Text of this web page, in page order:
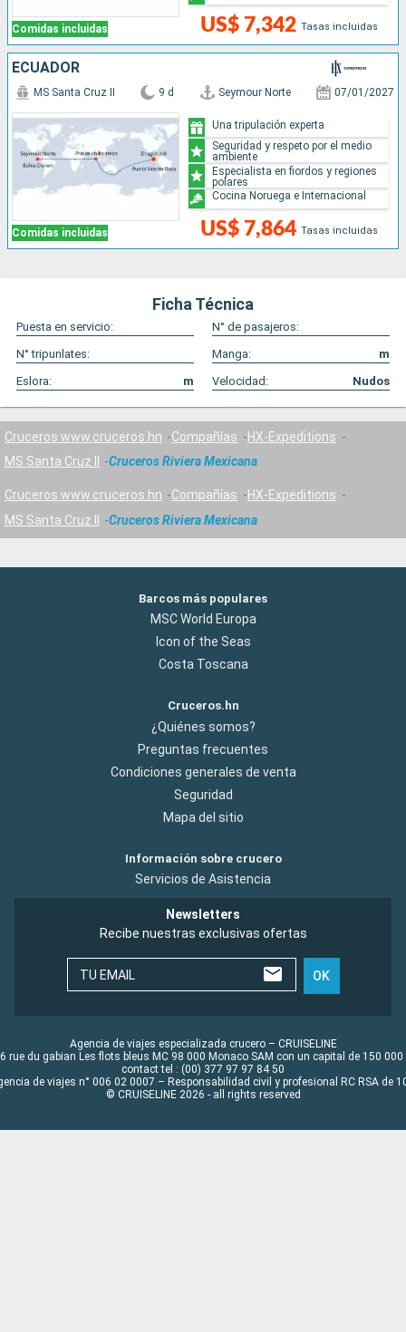
Comidas incluidas US$ 7,342 Tasas incluidas
ECUADOR
Comidas incluidas
MS Santa Cruz II 9 d Seymour Norte 07/01/2027
US$ 7,864 Tasas incluidas
Una tripulación experta
Seguridad y respeto por el medio
ambiente
Especialista en fiordos y regiones
polares
Cocina Noruega e Internacional
Ficha Técnica
Puesta en servicio:
N° de pasajeros:
N° tripunlates:
Manga:
m
Eslora:
m Velocidad: Nudos
Cruceros www.cruceros.hn Compañías
HX-Expeditions
MS Santa Cruz II
Cruceros Riviera Mexicana
Cruceros www.cruceros.hn Compañías
HX-Expeditions
MS Santa Cruz II
Cruceros Riviera Mexicana
Barcos más populares
MSC World Europa
Icon of the Seas
Costa Toscana
Cruceros.hn
¿Quiénes somos?
Preguntas frecuentes
Condiciones generales de venta
Seguridad
Mapa del sitio
Información sobre crucero
Servicios de Asistencia
Newsletters
Recibe nuestras exclusivas ofertas
TU EMAIL OK
Agencia de viajes especializada crucero – CRUISELINE
rue du gabian Les flots bleus MC 98 000 Monaco SAM con un capital de 150 000
contact tel : (00) 377 97 97 84 50
de viajes n° 006 02 0007 – Responsabilidad civil y profesional RC RSA de
© CRUISELINE 2026 - all rights reserved